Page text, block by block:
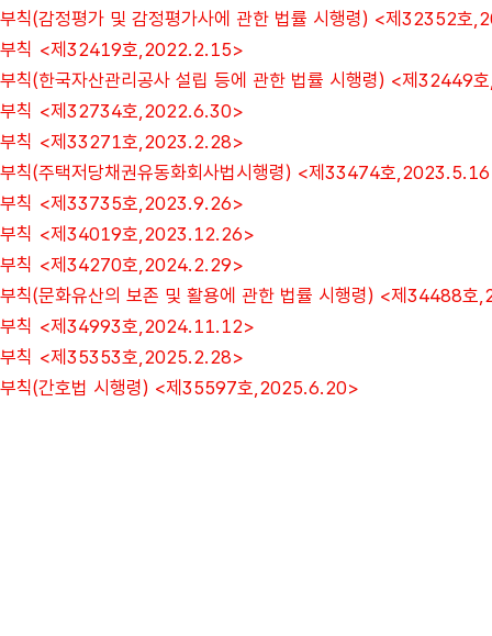
부칙(감정평가 및 감정평가사에 관한 법률 시행령) <제32352호
부칙 <제32419호,2022.2.15>
부칙(한국자산관리공사 설립 등에 관한 법률 시행령) <제32449
부칙 <제32734호,2022.6.30>
부칙 <제33271호,2023.2.28>
부칙(주택저당채권유동화회사법시행령) <제33474호
부칙 <제33735호,2023.9.26>
부칙 <제34019호,2023.12.26>
부칙 <제34270호,2024.2.29>
부칙(문화유산의 보존 및 활용에 관한 법률 시행령) <제34488
부칙 <제34993호,2024.11.12>
부칙 <제35353호,2025.2.28>
부칙(간호법 시행령) <제35597호,2025.6.20>